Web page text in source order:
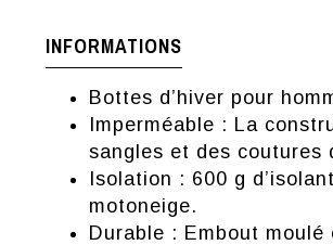
INFORMATIONS
Bottes d’hiver pour
Imperméable : La
sangles et des coutures
Isolation : 600 g
motoneige.
Durable : Embout